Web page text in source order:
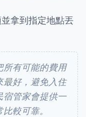
拿到指定地點丟
所有可能的費用
最好，避免入住
宿管家會提供一
較可靠。